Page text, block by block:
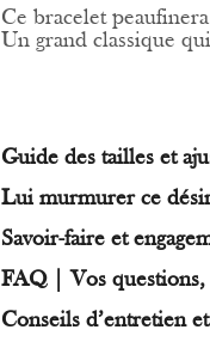
Ce bracelet
Un grand classique
Guide des tailles et
Lui murmurer ce
Savoir-faire et
FAQ | Vos questions,
Conseils d’entretien